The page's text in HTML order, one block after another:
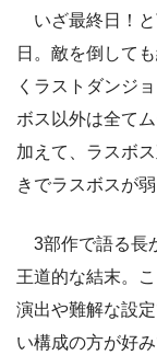
いざ最終日！と
日。敵を倒して
くラストダンジ
ボス以外は全て
加えて、ラスボ
きでラスボスが
3部作で語る長
王道的な結末。
演出や難解な設
い構成の方が好